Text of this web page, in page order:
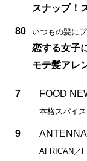
スナップ！
80 いつもの髪に
恋する女子
モテ髪アレ
7 FOOD
本格スパイ
9 ANTENNA
AFRICAN／